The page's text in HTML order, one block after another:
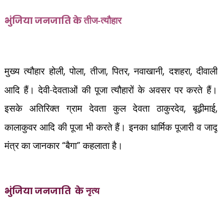
भुंजिया जनजातिकेतीज-त्यौहार
मुख्य त्यौहार होली,पोला,तीजा,पितर,नवाखानी,दशहरा,दीवाली
आदि हैं। देवी-देवताओं की पूजा त्यौहारों के अवसर पर करते हैं।
इसके अतिरिक्त ग्राम देवता कुल देवता ठाकुरदेव,बूढ़ीमाई,
कालाकुवर आदि की पूजा भी करते हैं। इनका धार्मिक पूजारी व जादू
मंत्र का जानकार“बैगा”कहलाता है।
भुंजिया जनजातिकेनृत्य